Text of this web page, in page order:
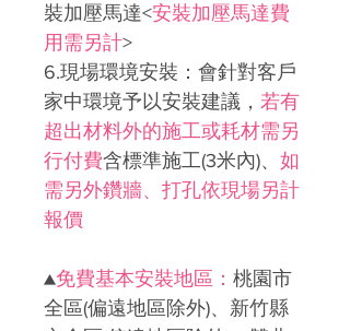
裝加壓馬達<安裝加壓馬達費
用需另計>
6.現場環境安裝：會針對客戶
家中環境予以安裝建議， 若有
超出材料外的施工或耗材需另
行付費含標準施工(3米內)、 如
需另外鑽牆、打孔依現場另計
報價
▲免費基本安裝地區： 桃園市
全區(偏遠地區除外)、新竹縣